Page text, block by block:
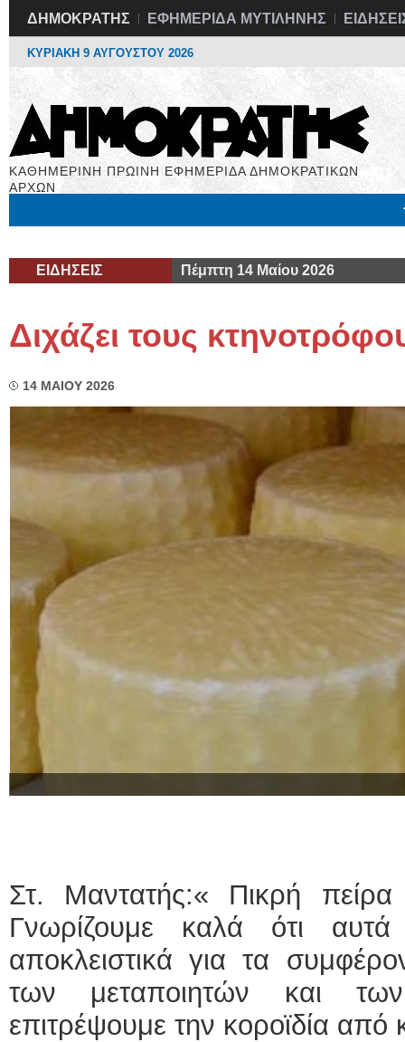
ΔΗΜΟΚΡΑΤΗΣ ΕΦΗΜΕΡΙΔΑ ΜΥΤΙΛΗΝΗΣ
ΚΥΡΙΑΚΗ 9 ΑΥΓΟΥΣΤΟΥ 2026
ΚΑΘΗΜΕΡΙΝΗ ΠΡΩΙΝΗ ΕΦΗΜΕΡΙΔΑ ΔΗΜΟΚΡΑΤΙΚΩΝ
ΑΡΧΩΝ
ΕΙΔΗΣΕΙΣ Πέμπτη 14 Μαίου 2026
Διχάζει τους
14 ΜΑΙΟΥ 2026
Στ. Μαντατής:« Πικρή πείρα
Γνωρίζουμε καλά ότι
αποκλειστικά για τα
των μεταποιητών και
επιτρέψουμε την κοροϊδία από